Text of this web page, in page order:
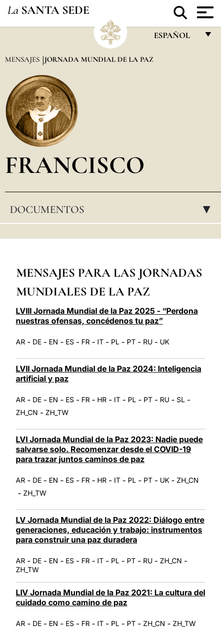
La SANTA SEDE
ESPAÑOL
FRANÇAIS
العربيّة
MENSAJES JORNADA MUNDIAL DE LA PAZ
FRANCISCO
DOCUMENTOS ▸
MENSAJES PARA LAS JORNADAS
MUNDIALES DE LA PAZ
LVIII Jornada Mundial de la Paz 2025 - “Perdona
nuestras ofensas, concédenos tu paz”
AR - DE - EN - ES - FR - IT - PL - PT - RU - UK
LVII Jornada Mundial de la Paz 2024: Inteligencia
artificial y paz
AR - DE - EN - ES - FR - HR - IT - PL - PT - RU - SL -
ZH_CN - ZH_TW
LVI Jornada Mundial de la Paz 2023: Nadie puede
salvarse solo. Recomenzar desde el COVID-19
para trazar juntos caminos de paz
AR - DE - EN - ES - FR - HR - IT - PL - PT - UK - ZH_CN
- ZH_TW
LV Jornada Mundial de la Paz 2022: Diálogo entre
generaciones, educación y trabajo: instrumentos
para construir una paz duradera
AR - DE - EN - ES - FR - IT - PL - PT - RU - ZH_CN -
ZH_TW
LIV Jornada Mundial de la Paz 2021: La cultura del
cuidado como camino de paz
AR - DE - EN - ES - FR - IT - PL - PT - ZH_CN - ZH_TW